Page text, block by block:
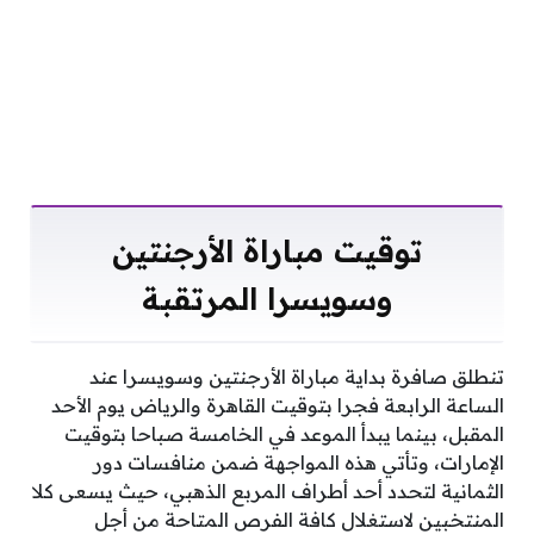
توقيت مباراة الأرجنتين
وسويسرا المرتقبة
تنطلق صافرة بداية مباراة الأرجنتين وسويسرا عند
الساعة الرابعة فجرا بتوقيت القاهرة والرياض يوم الأحد
المقبل، بينما يبدأ الموعد في الخامسة صباحا بتوقيت
الإمارات، وتأتي هذه المواجهة ضمن منافسات دور
الثمانية لتحدد أحد أطراف المربع الذهبي، حيث يسعى كلا
المنتخبين لاستغلال كافة الفرص المتاحة من أجل